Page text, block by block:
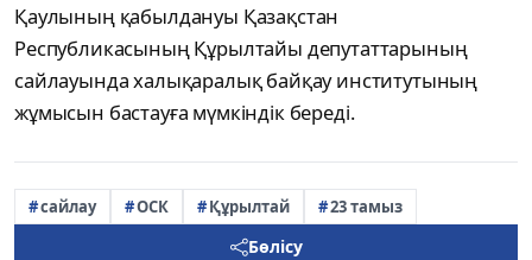
Қаулының қабылдануы Қазақстан
Республикасының Құрылтайы депутаттарының
сайлауында халықаралық байқау институтының
жұмысын бастауға мүмкіндік береді.
сайлау ОСК Құрылтай 23 тамыз
Бөлісу